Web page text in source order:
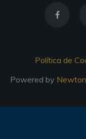
Política de
Powered by